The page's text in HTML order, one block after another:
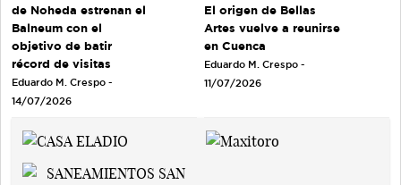
de Noheda estrenan el
Balneum con el
objetivo de batir
récord de visitas
Eduardo M. Crespo -
14/07/2026
El origen de Bellas
Artes vuelve a reunirse
en Cuenca
Eduardo M. Crespo -
11/07/2026